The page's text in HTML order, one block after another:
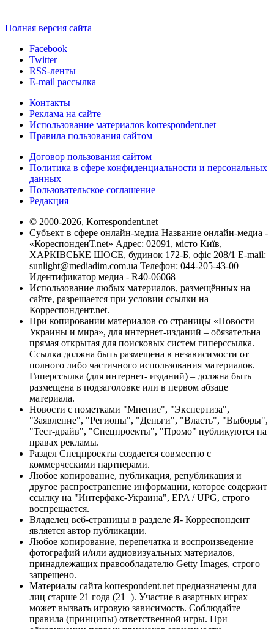
Полная версия сайта
Facebook
Twitter
RSS-ленты
E-mail рассылка
Контакты
Реклама на сайте
Использование материалов korrespondent.net
Правила пользования сайтом
Договор пользования сайтом
Политика в сфере конфиденциальности и персональных
данных
Пользовательское соглашение
Редакция
© 2000-2026, Korrespondent.net
Субъект в сфере онлайн-медиа Название онлайн-медиа -
«КореспонденТ.net» Адрес: 02091, місто Київ,
ХАРКІВСЬКЕ ШОСЕ, будинок 172-Б, офіс 208/1 E-mail:
sunlight@mediadim.com.ua Телефон: 044-205-43-00
Идентификатор медиа - R40-06068
Использование любых материалов, размещённых на
сайте, разрешается при условии ссылки на
Корреспондент.net.
При копировании материалов со страницы «Новости
Украины и мира», для интернет-изданий – обязательна
прямая открытая для поисковых систем гиперссылка.
Ссылка должна быть размещена в независимости от
полного либо частичного использования материалов.
Гиперссылка (для интернет- изданий) – должна быть
размещена в подзаголовке или в первом абзаце
материала.
Новости с пометками "Мнение", "Экспертиза",
"Заявление", "Регионы", "Деньги", "Власть", "Выборы",
"Тест-драйв", "Спецпроекты", "Промо" публикуются на
правах рекламы.
Раздел Спецпроекты создается совместно с
коммерческими партнерами.
Любое копирование, публикация, републикация и
другое распространение информации, которое содержит
ссылку на "Интерфакс-Украина", EPA / UPG, строго
воспрещается.
Владелец веб-страницы в разделе Я- Корреспондент
является автор публикации.
Любое копирование, перепечатка и воспроизведение
фотографий и/или аудиовизуальных материалов,
принадлежащих правообладателю Getty Images, строго
запрещено.
Материалы сайта korrespondent.net предназначены для
лиц старше 21 года (21+). Участие в азартных играх
может вызвать игровую зависимость. Соблюдайте
правила (принципы) ответственной игры. При